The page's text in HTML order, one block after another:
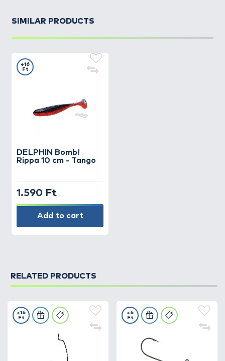
SIMILAR PRODUCTS
DELPHIN
Bomb!
Rippa 10 cm - Tango
+16
Ft
1.590 Ft
Add to cart
RELATED PRODUCTS
+16
Ft
+6
Ft